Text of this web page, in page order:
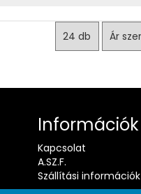
Információk
Kapcsolat
A.SZ.F.
Szállítási információk